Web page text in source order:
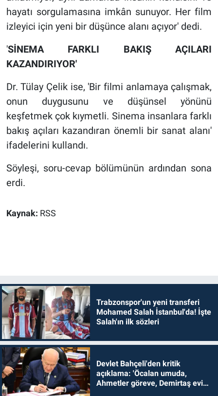
hayatı sorgulamasına imkân sunuyor. Her film
izleyici için yeni bir düşünce alanı açıyor' dedi.
'SİNEMA FARKLI BAKIŞ AÇILARI
KAZANDIRIYOR'
Dr. Tülay Çelik ise, 'Bir filmi anlamaya çalışmak,
onun duygusunu ve düşünsel yönünü
keşfetmek çok kıymetli. Sinema insanlara farklı
bakış açıları kazandıran önemli bir sanat alanı'
ifadelerini kullandı.
Söyleşi, soru-cevap bölümünün ardından sona
erdi.
Kaynak: RSS
Trabzonspor'un yeni transferi
Mohamed Salah İstanbul'da! İşte
Salah'ın ilk sözleri
Devlet Bahçeli'den kritik
açıklama: 'Öcalan umuda,
Ahmetler göreve, Demirtaş evine